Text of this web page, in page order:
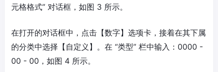
元格格式” 对话框，如图 3 所示。
在打开的对话框中，点击【数字】选项卡，接着在其下属
的分类中选择【自定义】。在 “类型” 栏中输入：0000 -
00 - 00，如图 4 所示。